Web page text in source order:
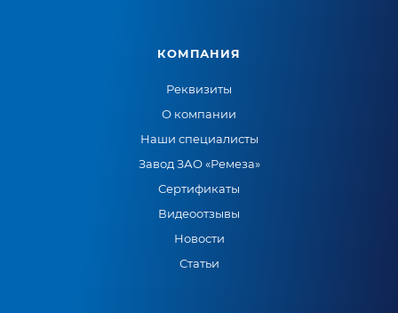
КОМПАНИЯ
Реквизиты
О компании
Наши специалисты
Завод ЗАО «Ремеза»
Сертификаты
Видеоотзывы
Новости
Статьи